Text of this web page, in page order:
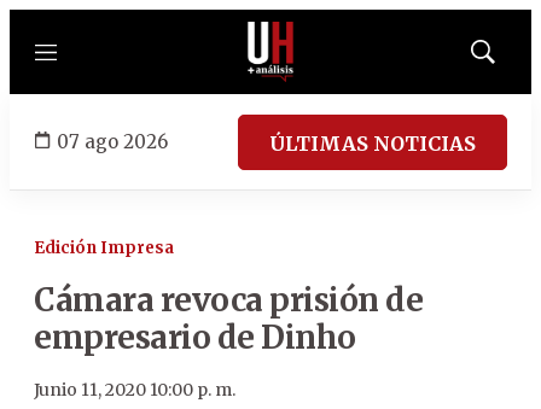
Menú
Mostrar
07 ago 2026 ÚLTIMAS NOTICIAS
Edición Impresa
Cámara revoca prisión de
empresario de Dinho
Junio 11, 2020 10:00 p. m.